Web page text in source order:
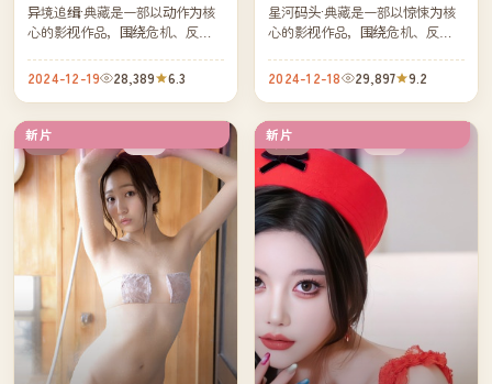
异境追缉·典藏是一部以动作为核
心的影视作品，围绕危机、反转
凑，值得推荐观看。
2024-12-19 28,389 6.3
星河码头·典藏是一部以惊悚为核
心的影视作品，围绕危机、反转
凑，值得推荐观看。
2024-12-18 29,897 9.2
新片
中国 新片
英国